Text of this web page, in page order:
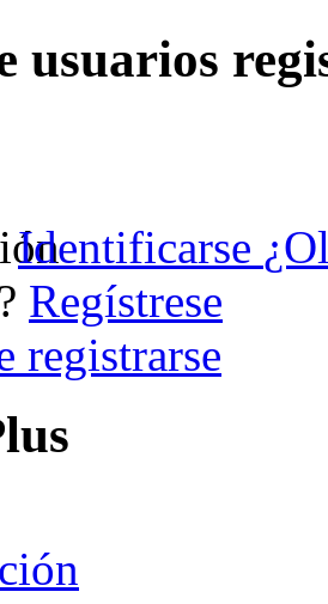
usuarios
Identificarse
Regístrese
registrarse